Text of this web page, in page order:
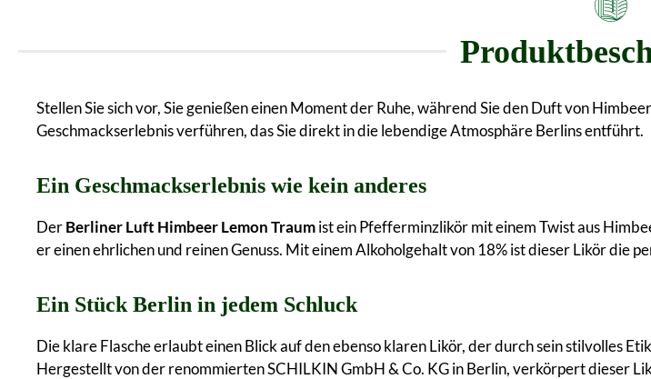
Stellen Sie sich vor, Sie genießen einen Moment der Ruhe, während Sie den Duft von
Geschmackserlebnis verführen, das Sie direkt in die lebendige Atmosphäre Berlins entführt.
Ein Geschmackserlebnis wie kein anderes
DerBerliner Luft Himbeer Lemon Traumist ein Pfefferminzlikör mit einem Twist aus
er einen ehrlichen und reinen Genuss. Mit einem Alkoholgehalt von 18% ist dieser Likör die
Ein Stück Berlin in jedem Schluck
Die klare Flasche erlaubt einen Blick auf den ebenso klaren Likör, der durch sein stilvolles
Hergestellt von der renommierten SCHILKIN GmbH & Co. KG in Berlin, verkörpert dieser